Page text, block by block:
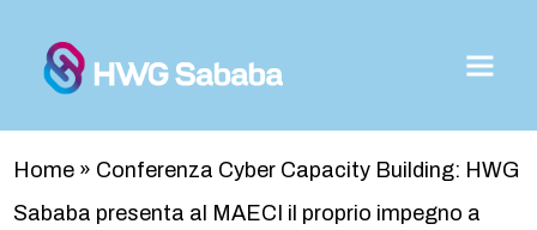
Home » Conferenza Cyber Capacity Building: HWG
Sababa presenta al MAECI il proprio impegno a